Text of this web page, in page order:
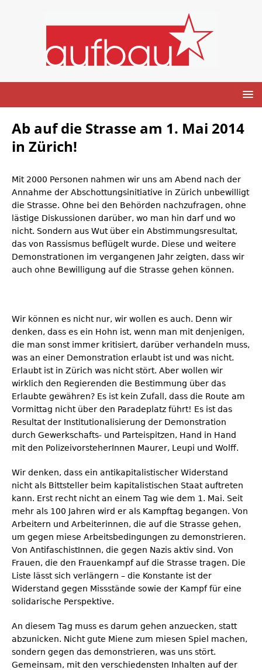
Ab auf die Strasse am 1. Mai 2014
in Zürich!
Mit 2000 Personen nahmen wir uns am Abend nach der
Annahme der Abschottungsinitiative in Zürich unbewilligt
die Strasse. Ohne bei den Behörden nachzufragen, ohne
lästige Diskussionen darüber, wo man hin darf und wo
nicht. Sondern aus Wut über ein Abstimmungsresultat,
das von Rassismus beflügelt wurde. Diese und weitere
Demonstrationen im vergangenen Jahr zeigten, dass wir
auch ohne Bewilligung auf die Strasse gehen können.
Wir können es nicht nur, wir wollen es auch. Denn wir
denken, dass es ein Hohn ist, wenn man mit denjenigen,
die man sonst immer kritisiert, darüber verhandeln muss,
was an einer Demonstration erlaubt ist und was nicht.
Erlaubt ist in Zürich was nicht stört. Aber wollen wir
wirklich den Regierenden die Bestimmung über das
Erlaubte gewähren? Es ist kein Zufall, dass die Route am
Vormittag nicht über den Paradeplatz führt! Es ist das
Resultat der Institutionalisierung der Demonstration
durch Gewerkschafts- und Parteispitzen, Hand in Hand
mit den PolizeivorsteherInnen Maurer, Leupi und Wolff.
Wir denken, dass ein antikapitalistischer Widerstand
nicht als Bittsteller beim kapitalistischen Staat auftreten
kann. Erst recht nicht an einem Tag wie dem 1. Mai. Seit
mehr als 100 Jahren wird er als Kampftag begangen. Von
Arbeitern und Arbeiterinnen, die auf die Strasse gehen,
um gegen miese Arbeitsbedingungen zu demonstrieren.
Von AntifaschistInnen, die gegen Nazis aktiv sind. Von
Frauen, die den Frauenkampf auf die Strasse tragen. Die
Liste lässt sich verlängern – die Konstante ist der
Widerstand gegen Missstände sowie der Kampf für eine
solidarische Perspektive.
An diesem Tag muss es darum gehen anzuecken, statt
abzunicken. Nicht gute Miene zum miesen Spiel machen,
sondern gegen das demonstrieren, was uns stört.
Gemeinsam, mit den verschiedensten Inhalten auf der